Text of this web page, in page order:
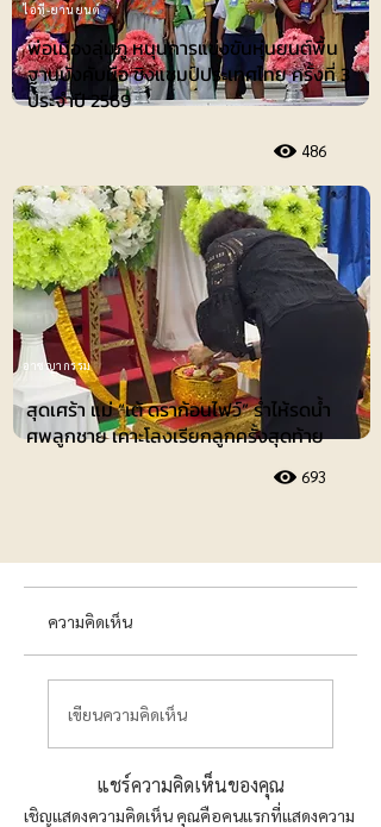
ไอที-ยานยนต์
พ่อเมืองลุ่มภู หนุนการแข่งขันหุ่นยนต์พื้น
ฐานบังคับมือ ชิงแชมป์ประเทศไทย ครั้งที่ 3
ประจำปี 2569
486
สุดเศร้า แม่ “เต้ ดราก้อนไฟว์” ร่ำไห้รดน้ำ
ศพลูกชาย เคาะโลงเรียกลูกครั้งสุดท้าย
693
อาชญากรรม
ความคิดเห็น
เขียนความคิดเห็น
แชร์ความคิดเห็นของคุณ
เชิญแสดงความคิดเห็น คุณคือคนแรกที่แสดงความ